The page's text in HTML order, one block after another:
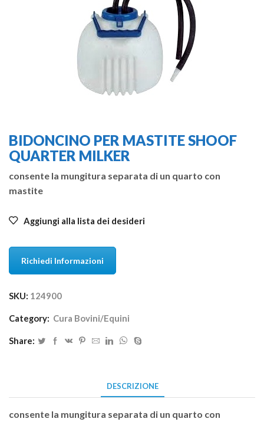
BIDONCINO PER MASTITE SHOOF
QUARTER MILKER
consente la mungitura separata di un quarto con
mastite
Aggiungi alla lista dei desideri
Richiedi Informazioni
SKU: 124900
Category: Cura Bovini/Equini
Share:
DESCRIZIONE
consente la mungitura separata di un quarto con